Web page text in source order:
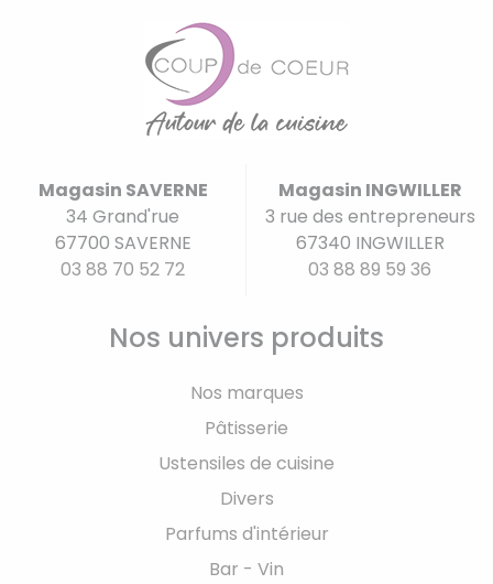
Magasin SAVERNE
34 Grand'rue
67700 SAVERNE
03 88 70 52 72
Magasin INGWILLER
3 rue des entrepreneurs
67340 INGWILLER
03 88 89 59 36
Nos univers produits
Nos marques
Pâtisserie
Ustensiles de cuisine
Divers
Parfums d'intérieur
Bar - Vin